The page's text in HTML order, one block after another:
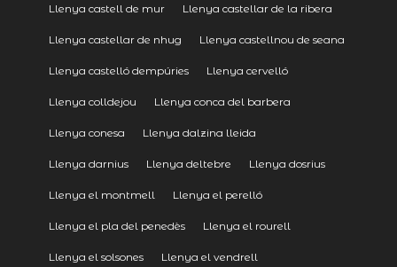
Llenya castell de mur Llenya castellar de la ribera
Llenya castellar de nhug Llenya castellnou de seana
Llenya castelló dempúries Llenya cervelló
Llenya colldejou Llenya conca del barbera
Llenya conesa Llenya dalzina lleida
Llenya darnius Llenya deltebre Llenya dosrius
Llenya el montmell Llenya el perelló
Llenya el pla del penedès Llenya el rourell
Llenya el solsones Llenya el vendrell